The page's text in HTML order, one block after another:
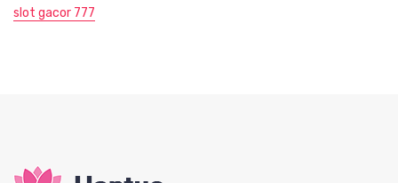
slot gacor 777